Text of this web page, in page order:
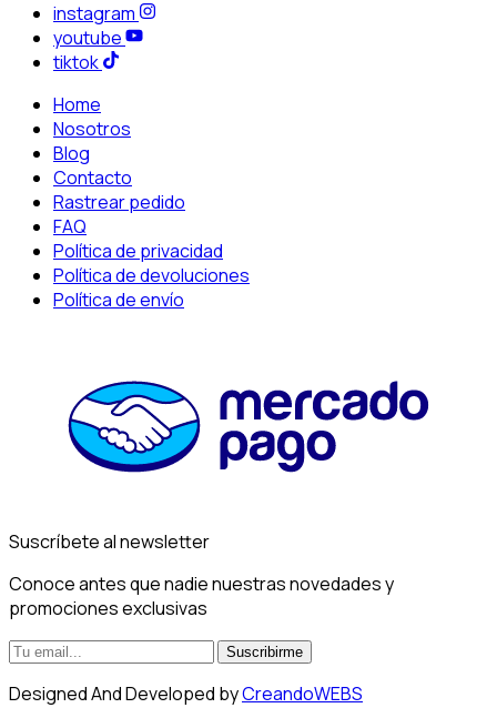
instagram
youtube
tiktok
Home
Nosotros
Blog
Contacto
Rastrear pedido
FAQ
Política de privacidad
Política de devoluciones
Política de envío
Suscríbete al newsletter
Conoce antes que nadie nuestras novedades y
promociones exclusivas
Suscribirme
Designed And Developed byCreandoWEBS